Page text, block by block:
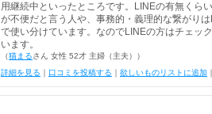
用継続中といったところです。LINEの有無くら
が不便だと言う人や、事務的・義理的な繋がり
で使い分けています。なのでLINEの方はチェッ
います。
（猫まるさん 女性 52才 主婦（主夫））
詳細を見る ｜ 口コミを投稿する ｜ 欲しいものリストに追加 ｜